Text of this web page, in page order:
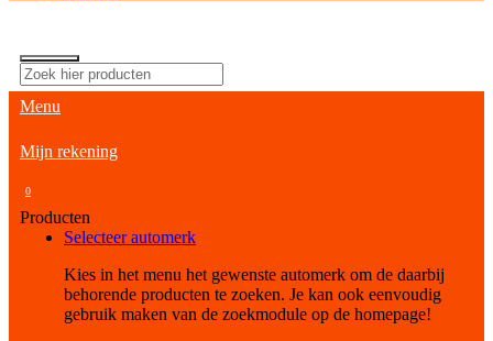
Menu
Mijn rekening
0
Producten
Selecteer automerk
Kies in het menu het gewenste automerk om de daarbij
behorende producten te zoeken. Je kan ook eenvoudig
gebruik maken van de zoekmodule op de homepage!